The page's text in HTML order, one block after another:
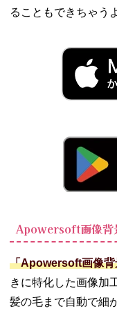
ることもできちゃう
Apowersoft画像背
「Apowersoft画像背
きに特化した画像加
髪の毛まで自動で細